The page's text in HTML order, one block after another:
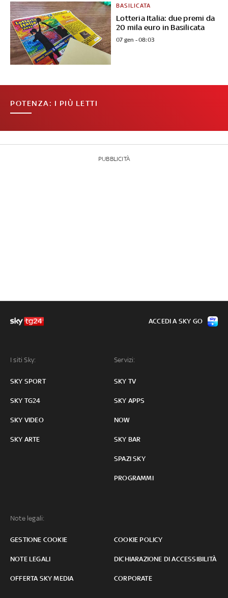
Lotteria Italia: due premi da
20 mila euro in Basilicata
BASILICATA
07 gen - 08:03
POTENZA: I PIÙ LETTI
PUBBLICITÀ
I siti Sky:
SKY SPORT
SKY TG24
SKY VIDEO
SKY ARTE
Servizi:
SKY TV
SKY APPS
NOW
SKY BAR
SPAZI SKY
PROGRAMMI
Note legali:
GESTIONE COOKIE COOKIE POLICY
NOTE LEGALI DICHIARAZIONE DI ACCESSIBILITÀ
OFFERTA SKY MEDIA CORPORATE
ACCEDI A SKY GO